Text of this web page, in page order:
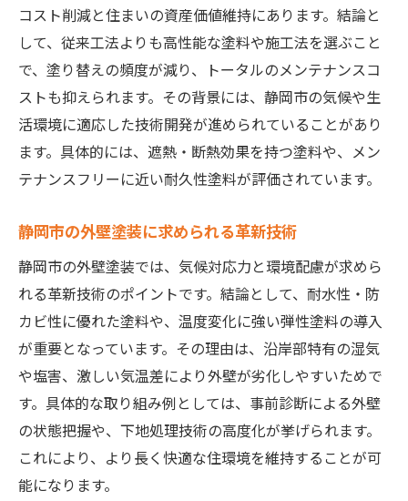
コスト削減と住まいの資産価値維持にあります。結論と
して、従来工法よりも高性能な塗料や施工法を選ぶこと
で、塗り替えの頻度が減り、トータルのメンテナンスコ
ストも抑えられます。その背景には、静岡市の気候や生
活環境に適応した技術開発が進められていることがあり
ます。具体的には、遮熱・断熱効果を持つ塗料や、メン
テナンスフリーに近い耐久性塗料が評価されています。
静岡市の外壁塗装に求められる革新技術
静岡市の外壁塗装では、気候対応力と環境配慮が求めら
れる革新技術のポイントです。結論として、耐水性・防
カビ性に優れた塗料や、温度変化に強い弾性塗料の導入
が重要となっています。その理由は、沿岸部特有の湿気
や塩害、激しい気温差により外壁が劣化しやすいためで
す。具体的な取り組み例としては、事前診断による外壁
の状態把握や、下地処理技術の高度化が挙げられます。
これにより、より長く快適な住環境を維持することが可
能になります。